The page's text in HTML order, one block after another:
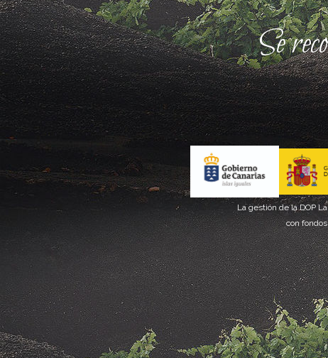
Se
La gestión de la DOP
con